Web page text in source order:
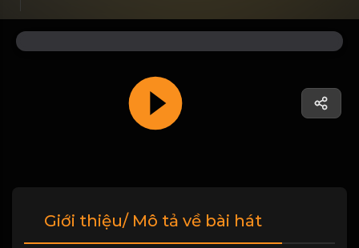
Giới thiệu/ Mô tả về bài hát